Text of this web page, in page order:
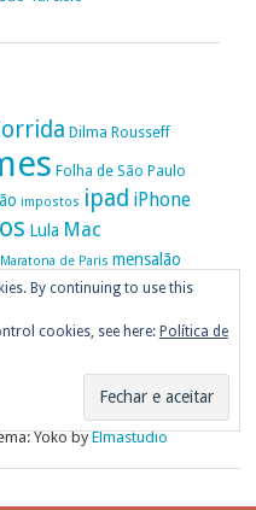
Dilma Rousseff
Folha de São Paulo
impostos ipad iPhone
Lula Mac
Maratona de Paris mensalão
OAB OiOsloPolítica
Yoko byElmastudio
By continuing to use this
cookies, see here: Política de